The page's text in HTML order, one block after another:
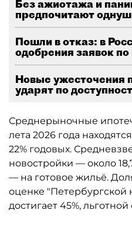
Без ажиотажа и
предпочитают
Пошли в отказ: в
одобрения заявок по
Новые ужесточения
ударят по
Среднерыночные
лета 2026 года
22% годовых.
новостройки — около
— на готовое жильё.
оценке "Петербургской
достигает 45%,